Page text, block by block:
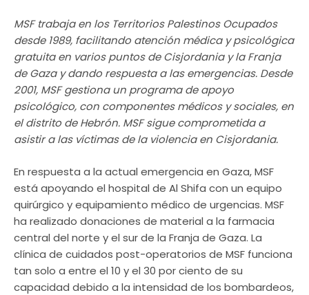
MSF trabaja en los Territorios Palestinos Ocupados
desde 1989, facilitando atención médica y psicológica
gratuita en varios puntos de Cisjordania y la Franja
de Gaza y dando respuesta a las emergencias. Desde
2001, MSF gestiona un programa de apoyo
psicológico, con componentes médicos y sociales, en
el distrito de Hebrón. MSF sigue comprometida a
asistir a las víctimas de la violencia en Cisjordania.
En respuesta a la actual emergencia en Gaza, MSF
está apoyando el hospital de Al Shifa con un equipo
quirúrgico y equipamiento médico de urgencias. MSF
ha realizado donaciones de material a la farmacia
central del norte y el sur de la Franja de Gaza. La
clínica de cuidados post-operatorios de MSF funciona
tan solo a entre el 10 y el 30 por ciento de su
capacidad debido a la intensidad de los bombardeos,